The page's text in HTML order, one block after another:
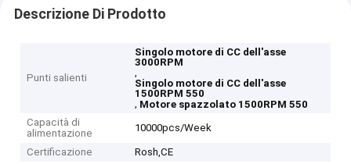
Descrizione Di Prodotto
Punti salienti
Singolo motore di CC dell'asse
3000RPM
,
Singolo motore di CC dell'asse
1500RPM 550
, Motore spazzolato 1500RPM 550
Capacità di
alimentazione
10000pcs/Week
Certificazione
Rosh,CE